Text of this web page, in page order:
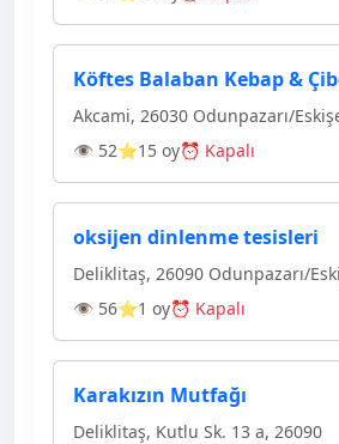
Köftes Balaban Kebap &
Akcami, 26030 Odunpazarı/
👁 52⭐15 oy⏰ Kapalı
oksijen dinlenme tesisleri
Deliklitaş, 26090 Odunpazarı/
👁 56⭐1 oy⏰ Kapalı
Karakızın Mutfağı
Deliklitaş, Kutlu Sk. 13 a, 26090